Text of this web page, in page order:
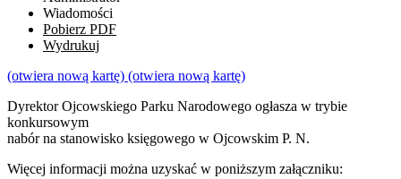
Wiadomości
Pobierz PDF
Wydrukuj
(otwiera nową kartę) (otwiera nową kartę)
Dyrektor Ojcowskiego Parku Narodowego ogłasza w trybie
konkursowym
nabór na stanowisko księgowego w Ojcowskim P. N.
Więcej informacji można uzyskać w poniższym załączniku: